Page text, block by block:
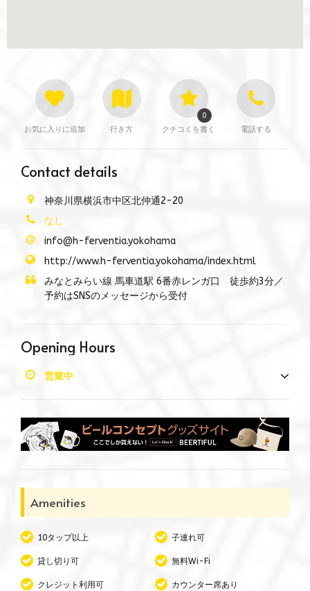
お気に入りに追加 行き方 クチコミを書く
0
電話する
Contact details
神奈川県横浜市中区北仲通2-20
なし
info@h-ferventia.yokohama
http://www.h-ferventia.yokohama/index.html
みなとみらい線 馬車道駅 6番赤レンガ口 徒歩約3分／
予約はSNSのメッセージから受付
Opening Hours
営業中
Amenities
10タップ以上 子連れ可
貸し切り可 無料Wi-Fi
クレジット利用可 カウンター席あり